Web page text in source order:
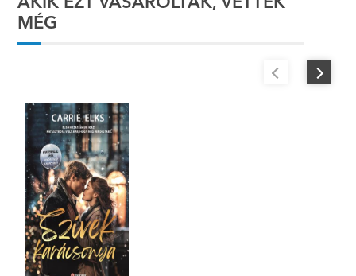
AKIK EZT VÁSÁROLTÁK, VETTÉK
MÉG